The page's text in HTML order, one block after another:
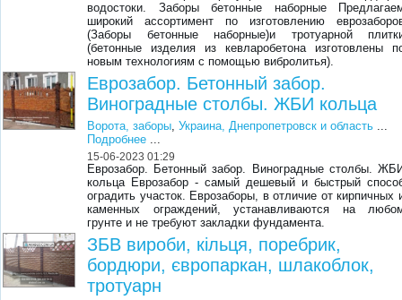
водостоки. Заборы бетонные наборные
широкий ассортимент по изготовлению
(Заборы бетонные наборные)и тротуарной
(бетонные изделия из кевларобетона изготовлены
новым технологиям с помощью вибролитья).
Еврозабор. Бетонный забор.
Виноградные столбы. ЖБИ кольца
Ворота, заборы,Украина, Днепропетровск и область ...
Подробнее ...
15-06-2023 01:29
Еврозабор. Бетонный забор. Виноградные столбы.
кольца Еврозабор - самый дешевый и быстрый
оградить участок. Еврозаборы, в отличие от кирпичных
каменных ограждений, устанавливаются на
грунте и не требуют закладки фундамента.
ЗБВ вироби, кільця, поребрик,
бордюри, європаркан, шлакоблок,
тротуарн